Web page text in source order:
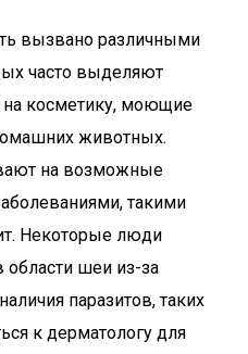
вызвано различными
часто выделяют
на косметику, моющие
животных.
на возможные
такими
Некоторые люди
области шеи из-за
паразитов, таких
к дерматологу для